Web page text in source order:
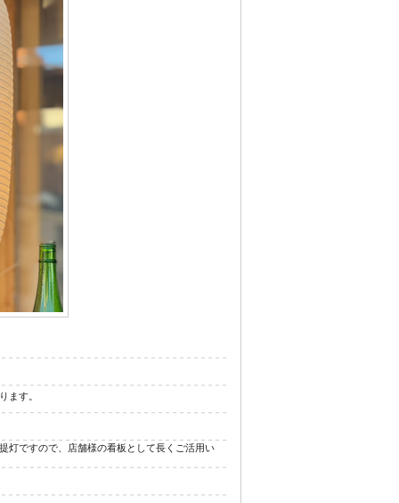
ナル風呂敷
ナル浴衣
ます。
灯ですので、店舗様の看板として長くご活用い